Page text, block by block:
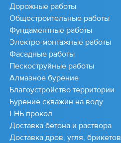
Дорожные работы
Общестроительные работы
Фундаментные работы
Электро-монтажные работы
Фасадные работы
Пескоструйные работы
Алмазное бурение
Благоустройство территории
Бурение скважин на воду
ГНБ прокол
Доставка бетона и раствора
Доставка дров, угля, брикетов